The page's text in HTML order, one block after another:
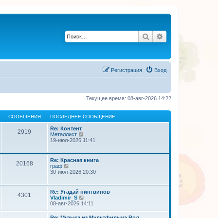
Поиск
Вход
Регистрация
Текущее время: 08-авг-2026 14:22
СООБЩЕНИЯ ПОСЛЕДНЕЕ СООБЩЕНИЕ
2919
Re: Контент
Металлист
е
т
и
к
о
с
е
д
н
19-июл-2026 11:41
20168
Re: Красная книга
граф
е
т
и
к
п
30-июл-2026 20:30
4301
Re: Угадай пингвинов
Vladimir_S
е
08-авг-2026 14:11